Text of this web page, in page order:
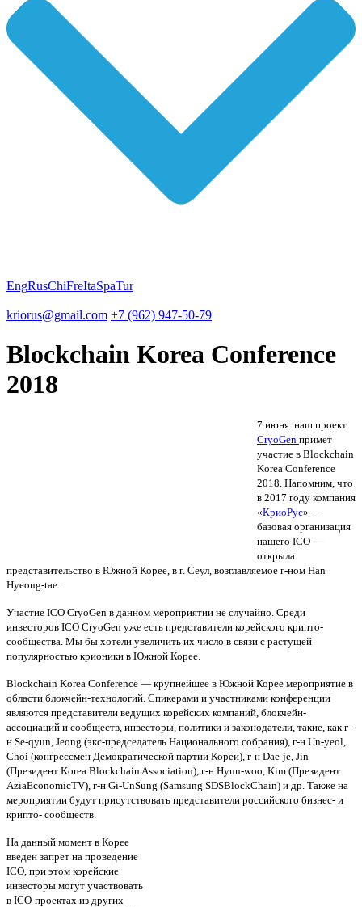
EngRusChiFreItaSpaTur
kriorus@gmail.com +7 (962) 947-50-79
Blockchain Korea Conference
2018
7 июня наш проект
CryoGen примет
участие в Blockchain
Korea Conference
2018. Напомним, что
в 2017 году компания
«КриоРус» —
базовая организация
нашего ICO —
открыла
представительство в Южной Корее, в г. Сеул, возглавляемое г-ном Han
Hyeong-tae.
Участие ICO CryoGen в данном мероприятии не случайно. Среди
инвесторов ICO CryoGen уже есть представители корейского крипто-
сообщества. Мы бы хотели увеличить их число в связи с растущей
популярностью крионики в Южной Корее.
Blockchain Korea Conference — крупнейшее в Южной Корее мероприятие в
области блокчейн-технологий. Спикерами и участниками конференции
являются представители ведущих корейских компаний, блокчейн-
ассоциаций и сообществ, инвесторы, политики и законодатели, такие, как г-
н Se-qyun, Jeong (экс-председатель Национального собрания), г-н Un-yeol,
Сhoi (конгрессмен Демократической партии Кореи), г-н Dae-je, Jin
(Президент Korea Blockchain Association), г-н Hyun-woo, Kim (Президент
AziaEconomicTV), г-н Gi-UnSung (Samsung SDSBlockChain) и др. Также на
мероприятии будут присутствовать представители российского бизнес- и
крипто- сообществ.
На данный момент в Корее
введен запрет на проведение
ICO, при этом корейские
инвесторы могут участвовать
в ICO-проектах из других